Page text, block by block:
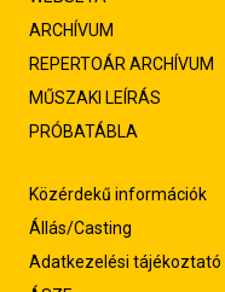
ARCHÍVUM
REPERTOÁR ARCHÍVUM
MŰSZAKI LEÍRÁS
PRÓBATÁBLA
Közérdekű információk
Állás/Casting
Adatkezelési tájékoztató